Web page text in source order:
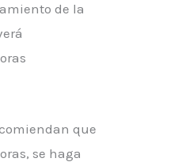
de la
que
se haga